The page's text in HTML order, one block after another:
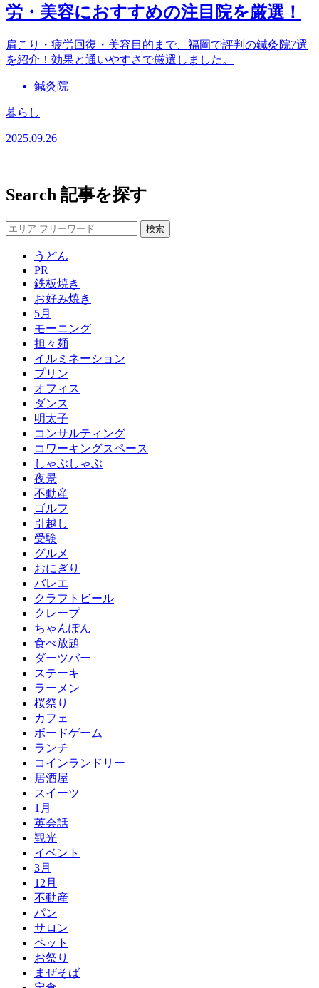
労・美容におすすめの注目院を厳選！
肩こり・疲労回復・美容目的まで、福岡で評判の鍼灸院7選
を紹介！効果と通いやすさで厳選しました。
鍼灸院
暮らし
2025.09.26
Search 記事を探す
うどん
PR
鉄板焼き
お好み焼き
5月
モーニング
担々麺
イルミネーション
プリン
オフィス
ダンス
明太子
コンサルティング
コワーキングスペース
しゃぶしゃぶ
夜景
不動産
ゴルフ
引越し
受験
グルメ
おにぎり
バレエ
クラフトビール
クレープ
ちゃんぽん
食べ放題
ダーツバー
ステーキ
ラーメン
桜祭り
カフェ
ボードゲーム
ランチ
コインランドリー
居酒屋
スイーツ
1月
英会話
観光
イベント
3月
12月
不動産
パン
サロン
ペット
お祭り
まぜそば